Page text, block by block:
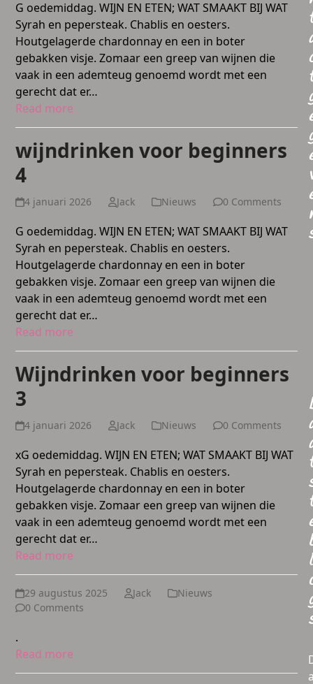
G oedemiddag. WIJN EN ETEN; WAT SMAAKT BIJ WAT
Syrah en pepersteak. Chablis en oesters.
Houtgelagerde chardonnay en een in boter
gebakken visje. Zomaar een greep van wijnen die
vaak in een ademteug genoemd wordt met een
gerecht dat er…
Read more
wijndrinken voor beginners
4
4 januari 2026 Jack Nieuws 0 Comments
G oedemiddag. WIJN EN ETEN; WAT SMAAKT BIJ WAT
Syrah en pepersteak. Chablis en oesters.
Houtgelagerde chardonnay en een in boter
gebakken visje. Zomaar een greep van wijnen die
vaak in een ademteug genoemd wordt met een
gerecht dat er…
Read more
Wijndrinken voor beginners
3
4 januari 2026 Jack Nieuws 0 Comments
xG oedemiddag. WIJN EN ETEN; WAT SMAAKT BIJ WAT
Syrah en pepersteak. Chablis en oesters.
Houtgelagerde chardonnay en een in boter
gebakken visje. Zomaar een greep van wijnen die
vaak in een ademteug genoemd wordt met een
gerecht dat er…
Read more
29 augustus 2025 Jack
Nieuws
0 Comments
.
Read more
t
t
t
t
l